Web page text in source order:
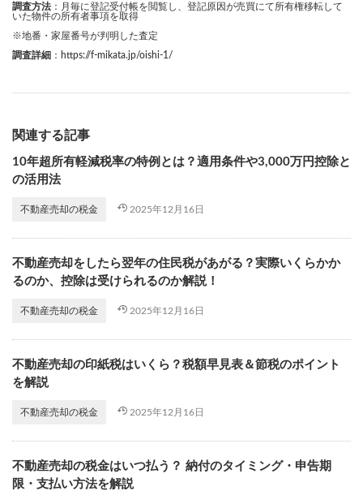
調査方法 ：月毎に登記受付帳を閲覧し、登記原因が売買にて所有権移転して
いた物件の所有者事項を取得
※地番・家屋番号が判明した査定
調査詳細 ： https://f-mikata.jp/oishi-1/
関連する記事
10年超所有軽減税率の特例とは？適用条件や3,000万円控除と
の活用法
不動産売却の税金 2025年12月16日
不動産売却をしたら翌年の住民税があがる？実際いくらかか
るのか、控除は受けられるのか解説！
不動産売却の税金 2025年12月16日
不動産売却の印紙税はいくら？税額早見表＆節税のポイント
を解説
不動産売却の税金 2025年12月16日
不動産売却の税金はいつ払う？ 納付のタイミング・申告期
限・支払い方法を解説